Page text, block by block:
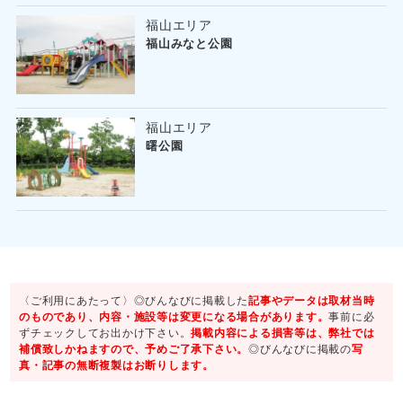
福山エリア
福山みなと公園
福山エリア
曙公園
〈ご利用にあたって〉◎びんなびに掲載した記事やデータは取材当時
のものであり、内容・施設等は変更になる場合があります。事前に必
ずチェックしてお出かけ下さい。掲載内容による損害等は、弊社では
補償致しかねますので、予めご了承下さい。◎びんなびに掲載の写
真・記事の無断複製はお断りします。